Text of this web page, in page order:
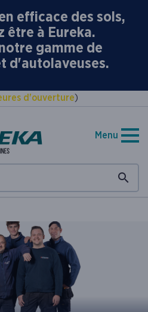
efficace des sols,
être à Eureka.
gamme de
d'autolaveuses.
d'ouverture)
Menu